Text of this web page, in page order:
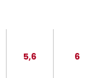
5,6 6